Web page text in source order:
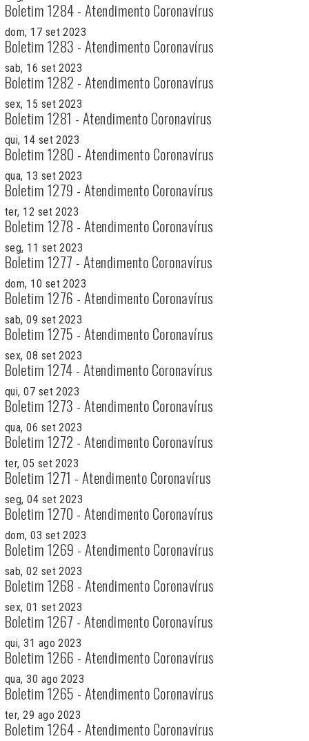
Boletim 1284 - Atendimento Coronavírus
dom, 17 set 2023
Boletim 1283 - Atendimento Coronavírus
sab, 16 set 2023
Boletim 1282 - Atendimento Coronavírus
sex, 15 set 2023
Boletim 1281 - Atendimento Coronavírus
qui, 14 set 2023
Boletim 1280 - Atendimento Coronavírus
qua, 13 set 2023
Boletim 1279 - Atendimento Coronavírus
ter, 12 set 2023
Boletim 1278 - Atendimento Coronavírus
seg, 11 set 2023
Boletim 1277 - Atendimento Coronavírus
dom, 10 set 2023
Boletim 1276 - Atendimento Coronavírus
sab, 09 set 2023
Boletim 1275 - Atendimento Coronavírus
sex, 08 set 2023
Boletim 1274 - Atendimento Coronavírus
qui, 07 set 2023
Boletim 1273 - Atendimento Coronavírus
qua, 06 set 2023
Boletim 1272 - Atendimento Coronavírus
ter, 05 set 2023
Boletim 1271 - Atendimento Coronavírus
seg, 04 set 2023
Boletim 1270 - Atendimento Coronavírus
dom, 03 set 2023
Boletim 1269 - Atendimento Coronavírus
sab, 02 set 2023
Boletim 1268 - Atendimento Coronavírus
sex, 01 set 2023
Boletim 1267 - Atendimento Coronavírus
qui, 31 ago 2023
Boletim 1266 - Atendimento Coronavírus
qua, 30 ago 2023
Boletim 1265 - Atendimento Coronavírus
ter, 29 ago 2023
Boletim 1264 - Atendimento Coronavírus